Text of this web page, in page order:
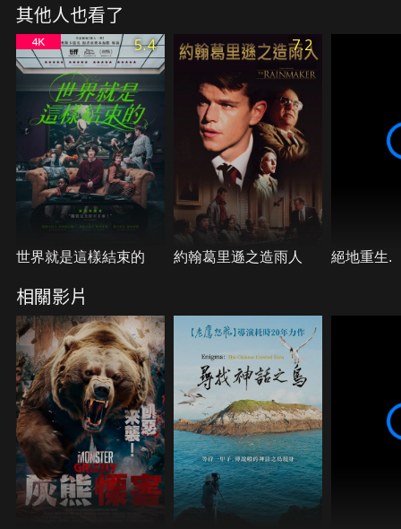
洋，漂浮擴散長達三個月之久。當地漁業被迫完全停
擺，脆弱的生態系統遭到嚴重污染。導演瑪格莉特布
朗以感性的手法，將有關此事件的新聞片段、檔案資
料、內部人士對石油業的獨到見解，以及受影響的墨
西哥灣區居民心聲結合起來，呈現了一部控訴石油業
腐敗、講述倖存者經歷的紀錄佳作。布朗以充滿關懷
與尊重的角度，在石油業高層、勞工階級、受害者間
取得絕佳平衡，探討這起震驚世界的意外始末。
其他人也看了
5.4
世界就是這樣結束的
7.2
約翰葛里遜之造雨人 絕地重生.
相關影片